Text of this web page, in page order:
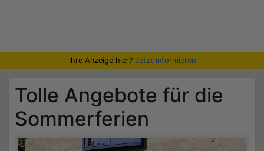
Ihre Anzeige hier? Jetzt informieren
Tolle Angebote für die
Sommerferien